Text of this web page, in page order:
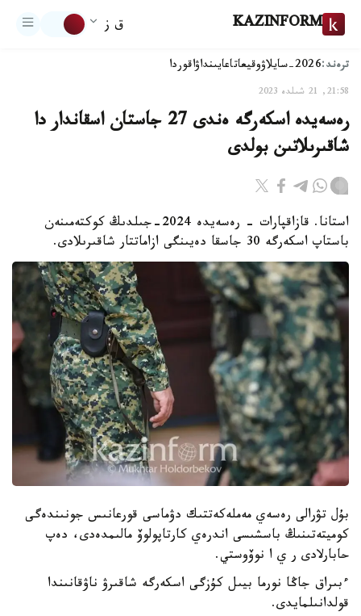
KAZINFORM ق ز
ترەند:2026-سايلاۋ وقيعاتاعايىنداۋاقوردا
21:58, 21 شىلدە 2023
رەسەيدە اسكەرگە ەندى 27 جاستان اسقاندار دا
شاقىرىلاتىن بولدى
استانا. قازاقپارات - رەسەيدە 2024-جىلدىڭ كوكتەمىنەن
باستاپ اسكەرگە 30 جاسقا دەيىنگى ازاماتتار شاقىرىلادى.
بۇل تۋرالى رەسەي مەملەكەتتىك دۋماسى قورعانىس جونىندەگى
كوميتەتىنىڭ باسشىسى اندرەي كارتاپولوۆ مالىمدەدى، دەپ
حابارلادى ر ي ا نوۆوستي.
ءبىراق جاڭا نورما بيىل كۇزگى اسكەرگە شاقىرۋ ناۋقانىندا
قولدانىلمايدى.